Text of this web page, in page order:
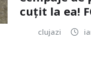
cuțit la ea!
clujazi